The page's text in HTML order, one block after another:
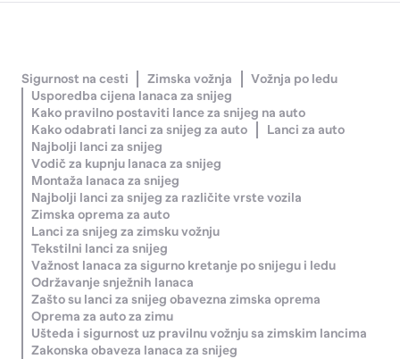
Sigurnost na cesti Zimska vožnja
Vožnja po ledu
Usporedba cijena lanaca za snijeg
Kako pravilno postaviti lance za snijeg na auto
Kako odabrati lanci za snijeg za auto
Lanci za auto
Najbolji lanci za snijeg
Vodič za kupnju lanaca za snijeg
Montaža lanaca za snijeg
Najbolji lanci za snijeg za različite vrste vozila
Zimska oprema za auto
Lanci za snijeg za zimsku vožnju
Tekstilni lanci za snijeg
Važnost lanaca za sigurno kretanje po snijegu i ledu
Održavanje snježnih lanaca
Zašto su lanci za snijeg obavezna zimska oprema
Oprema za auto za zimu
Ušteda i sigurnost uz pravilnu vožnju sa zimskim lancima
Zakonska obaveza lanaca za snijeg